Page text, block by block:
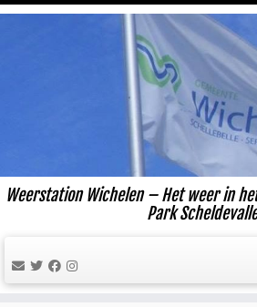
Ga
Weerstation Wichelen – Het weer in
Park